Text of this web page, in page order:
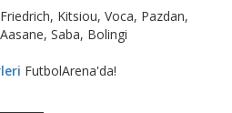
Friedrich, Kitsiou, Voca, Pazdan,
Saba, Bolingi
FutbolArena'da!